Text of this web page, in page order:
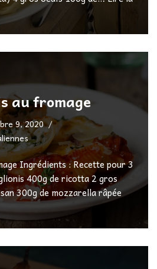
au fromage
9, 2020
Ingrédients : Recette pour 3
400g de ricotta 2 gros
300g de mozzarella râpée